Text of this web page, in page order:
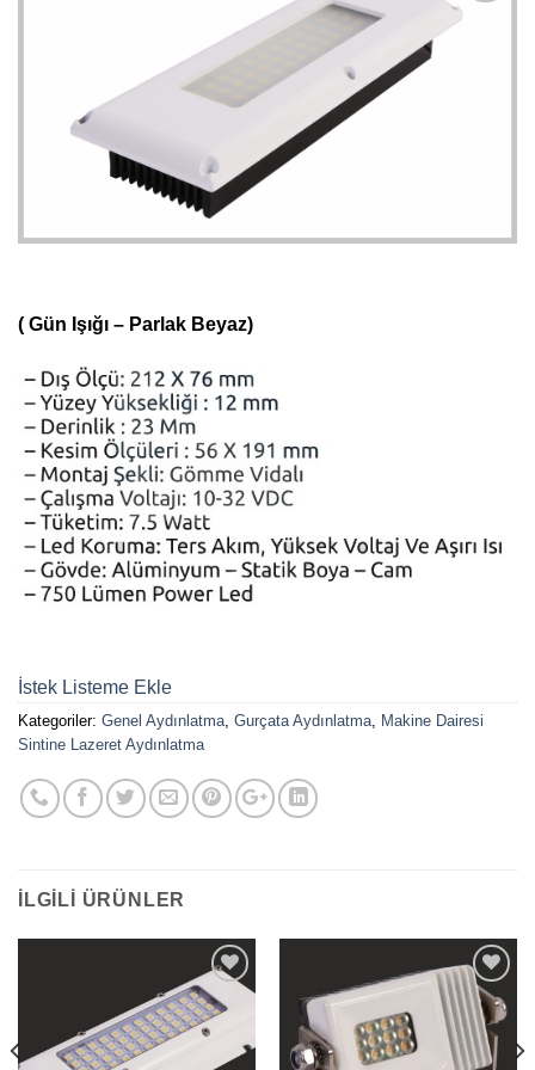
İstek
( Gün Işığı – Parlak Beyaz)
İstek Listeme Ekle
Kategoriler: Genel Aydınlatma, Gurçata Aydınlatma, Makine Dairesi
Sintine Lazeret Aydınlatma
İLGILI ÜRÜNLER
İstek
Listeme
Ekle
İstek
Listeme
Ekle